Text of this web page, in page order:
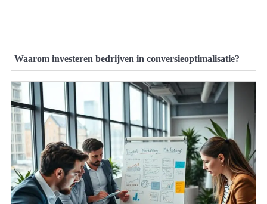
Waarom investeren bedrijven in conversieoptimalisatie?